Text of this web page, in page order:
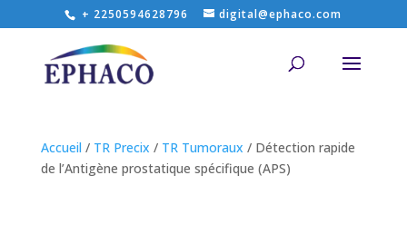
+ 2250594628796 digital@ephaco.com
Accueil / TR Precix / TR Tumoraux / Détection rapide
de l’Antigène prostatique spécifique (APS)